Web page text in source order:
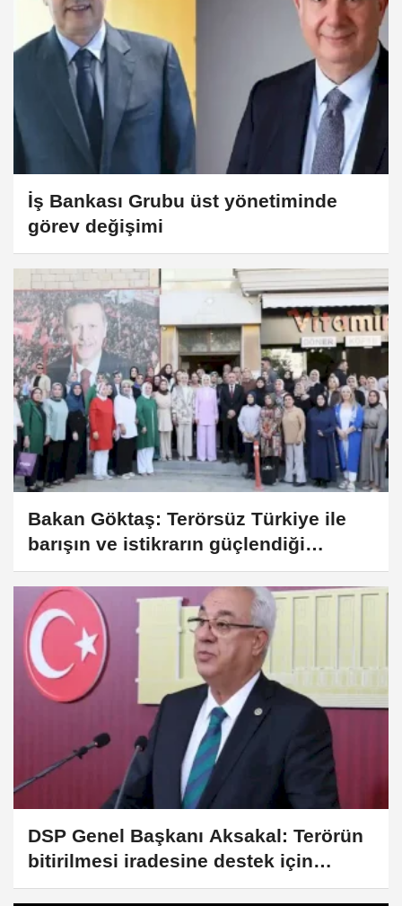
İş Bankası Grubu üst yönetiminde
görev değişimi
Bakan Göktaş: Terörsüz Türkiye ile
barışın ve istikrarın güçlendiği
gelecek hedefliyoruz
DSP Genel Başkanı Aksakal: Terörün
bitirilmesi iradesine destek için
imzalayacağım